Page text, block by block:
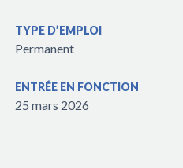
TYPE D’EMPLOI
Permanent
ENTRÉE EN FONCTION
25 mars 2026